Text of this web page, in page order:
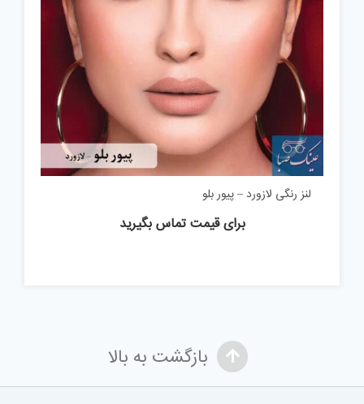
لنز رنگی لازورد – پیور بلو
برای قیمت تماس بگیرید
بازگشت به بالا